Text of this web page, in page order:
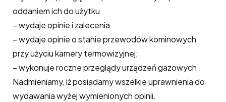
oddaniem ich do użytku
– wydaje opinie i zalecenia
– wydaje opinie o stanie przewodów kominowych
przy użyciu kamery termowizyjnej;
– wykonuje roczne przeglądy urządzeń gazowych
Nadmieniamy, iż posiadamy wszelkie uprawnienia do
wydawania wyżej wymienionych opinii.